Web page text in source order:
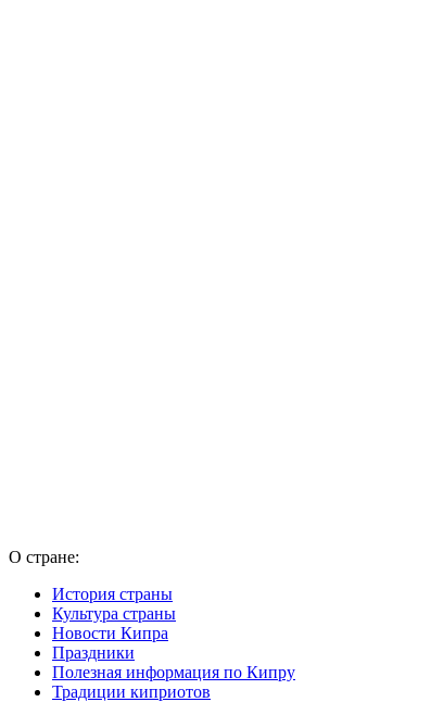
О стране:
История страны
Культура страны
Новости Кипра
Праздники
Полезная информация по Кипру
Традиции киприотов